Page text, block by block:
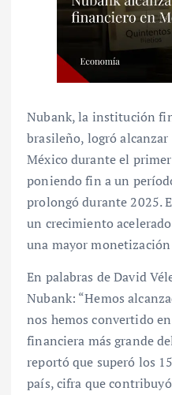
Nubank, la institución
brasileño, logró
México durante el
poniendo fin a un
prolongó durante 2025.
un crecimiento
una mayor
En palabras de David
Nubank: “Hemos
nos hemos convertido
financiera más grande
reportó que superó los
país, cifra que